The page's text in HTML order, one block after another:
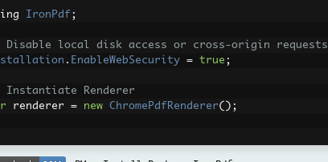
IronPdf ;
local disk access or cross-origin requests
. EnableWebSecurity = true ;
Renderer
renderer = new ChromePdfRenderer();